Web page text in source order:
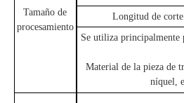
Tamaño de
procesamiento
Longitud de corte
Se utiliza principalmente
Material de la pieza de
níquel,